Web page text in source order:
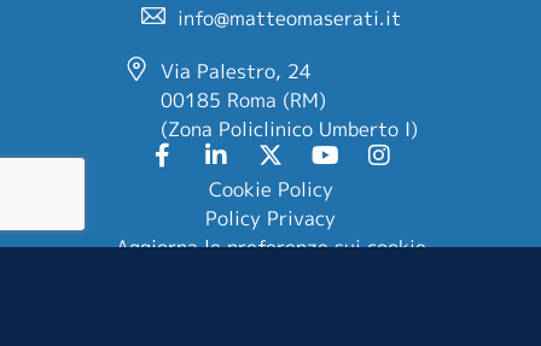
info@matteomaserati.it
Via Palestro, 24
00185 Roma (RM)
(Zona Policlinico Umberto I)
Cookie Policy
Policy Privacy
Aggiorna le preferenze sui cookie